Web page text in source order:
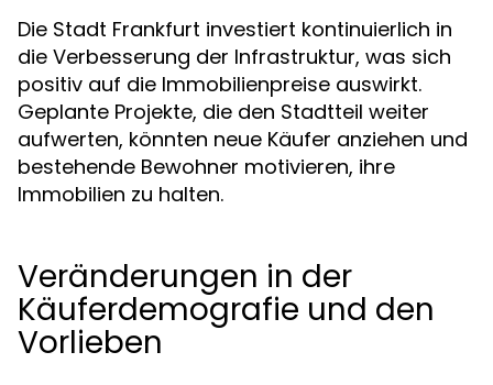
Die Stadt Frankfurt investiert kontinuierlich in
die Verbesserung der Infrastruktur, was sich
positiv auf die Immobilienpreise auswirkt.
Geplante Projekte, die den Stadtteil weiter
aufwerten, könnten neue Käufer anziehen und
bestehende Bewohner motivieren, ihre
Immobilien zu halten.
Veränderungen in der
Käuferdemografie und den
Vorlieben